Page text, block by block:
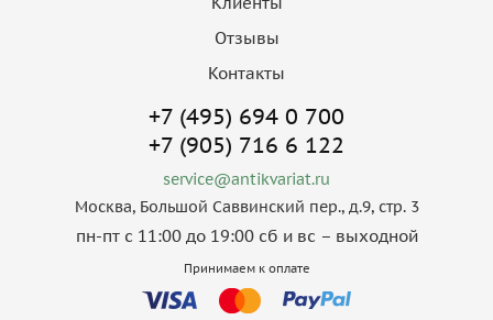
Отзывы
Контакты
+7 (495) 694 0 700
+7 (905) 716 6 122
service@antikvariat.ru
Москва, Большой Саввинский пер., д.9, стр. 3
пн-пт с 11:00 до 19:00 сб и вс – выходной
Принимаем к оплате